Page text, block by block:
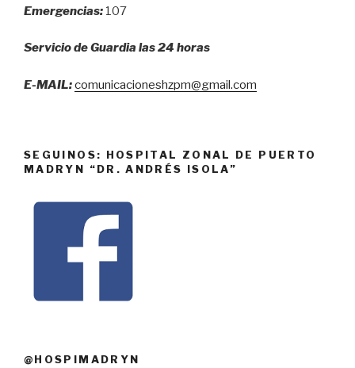
Emergencias: 107
Servicio de Guardia las 24 horas
E-MAIL:comunicacioneshzpm@gmail.com
SEGUINOS: HOSPITAL ZONAL DE PUERTO
MADRYN “DR. ANDRÉS ISOLA”
@HOSPIMADRYN